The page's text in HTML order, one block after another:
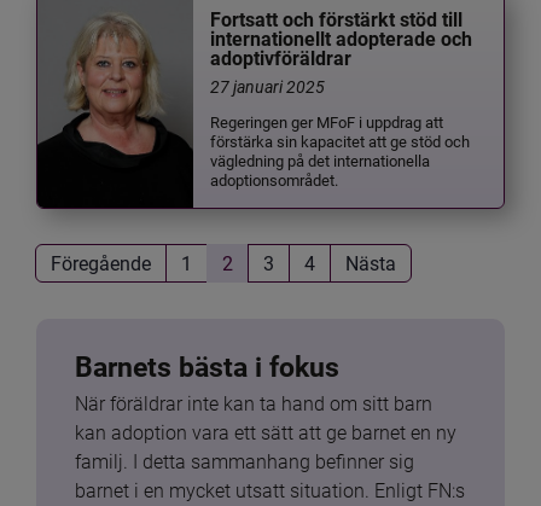
Fortsatt och förstärkt stöd till
internationellt adopterade och
adoptivföräldrar
27 januari 2025
Regeringen ger MFoF i uppdrag att
förstärka sin kapacitet att ge stöd och
vägledning på det internationella
adoptionsområdet.
Föregående 1 2 3 4 Nästa
Barnets bästa i fokus
När föräldrar inte kan ta hand om sitt barn
kan adoption vara ett sätt att ge barnet en ny
familj. I detta sammanhang befinner sig
barnet i en mycket utsatt situation. Enligt FN:s